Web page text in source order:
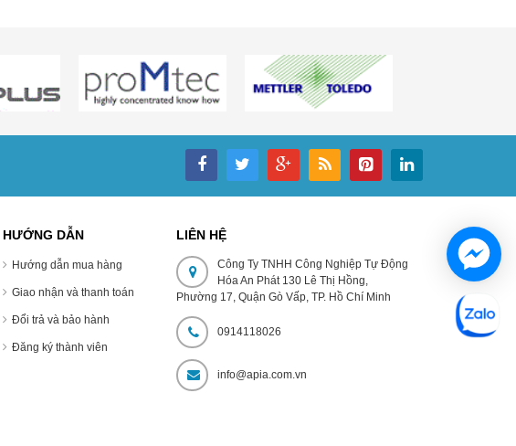
HƯỚNG DẪN
Hướng dẫn mua hàng
Giao nhận và thanh toán
Đổi trả và bảo hành
Đăng ký thành viên
LIÊN HỆ
Công Ty TNHH Công Nghiệp Tự Động
Hóa An Phát 130 Lê Thị Hồng,
Phường 17, Quận Gò Vấp, TP. Hồ Chí Minh
0914118026
info@apia.com.vn